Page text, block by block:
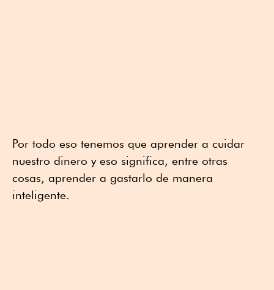
Por todo eso tenemos que aprender a cuidar
nuestro dinero y eso significa, entre otras
cosas, aprender a gastarlo de manera
inteligente.